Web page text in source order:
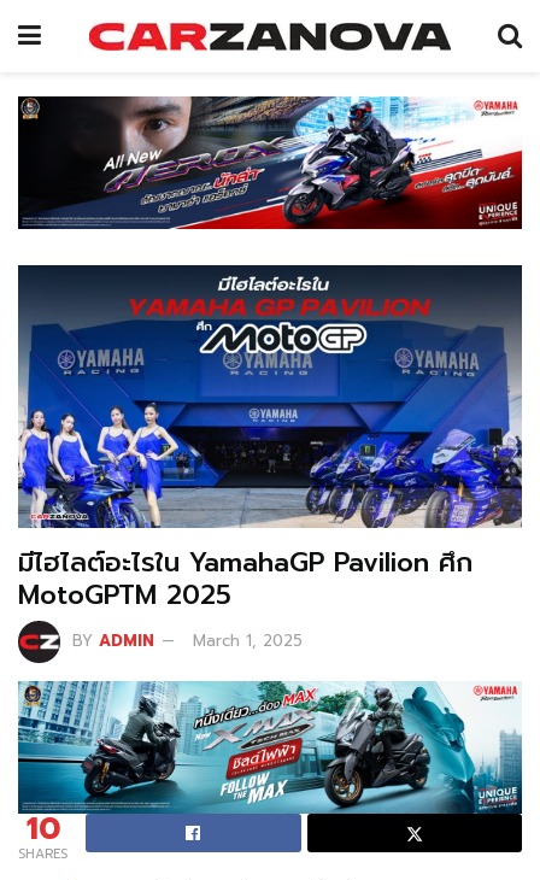
มีไฮไลต์อะไรใน YamahaGP Pavilion ศึก
MotoGPTM 2025
BY ADMIN March 1, 2025
10
SHARES